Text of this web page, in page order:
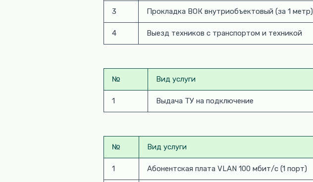
3 Прокладка ВОК внутриобъектовый (за 1 метр)
4 Выезд техников с транспортом и техникой
№ Вид услуги
1 Выдача ТУ на подключение
№ Вид услуги
1 Абонентская плата VLAN 100 мбит/с (1 порт)